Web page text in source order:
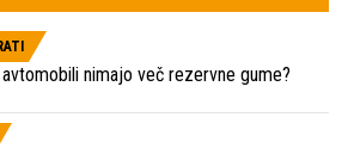
nimajo več rezervne gume?